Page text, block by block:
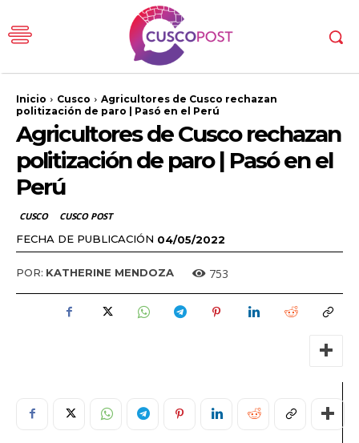
Inicio Cusco
Agricultores de Cusco rechazan
politización de paro | Pasó en el Perú
Agricultores de Cusco rechazan
politización de paro | Pasó en el
Perú
CUSCO CUSCO POST
FECHA DE PUBLICACIÓN 04/05/2022
POR: KATHERINE MENDOZA 753